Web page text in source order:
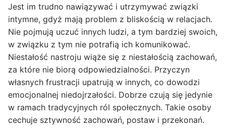
Jest im trudno nawiązywać i utrzymywać związki
intymne, gdyż mają problem z bliskością w relacjach.
Nie pojmują uczuć innych ludzi, a tym bardziej swoich,
w związku z tym nie potrafią ich komunikować.
Niestałość nastroju wiąże się z niestałością zachowań,
za które nie biorą odpowiedzialności. Przyczyn
własnych frustracji upatrują w innych, co dowodzi
emocjonalnej niedojrzałości. Dobrze czują się jedynie
w ramach tradycyjnych ról społecznych. Takie osoby
cechuje sztywność zachowań, postaw i przekonań.